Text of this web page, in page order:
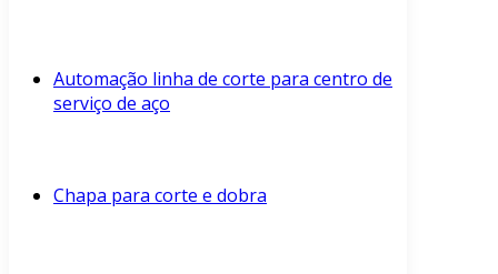
Automação linha de corte para centro de
serviço de aço
Chapa para corte e dobra